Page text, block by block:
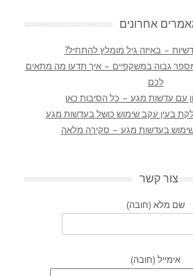
אחרונים
– באיזה גיל מומלץ להתחיל?
גבוה במשקפיים – איך תדעו מה מתאים
לכם
עם עדשות מגע – כל הסיבות כאן
בעין עקב שימוש כושל בעדשות מגע
בעדשות מגע – סקירה מלאה
צור קשר
שם מלא (חובה)
אימייל (חובה)